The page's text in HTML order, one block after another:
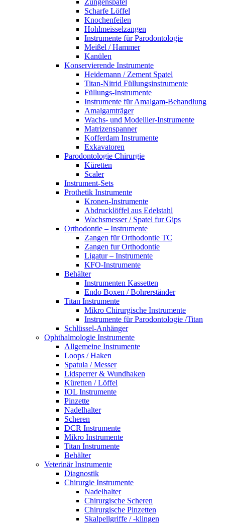
Zungenspatel
Scharfe Löffel
Knochenfeilen
Hohlmeisselzangen
Instrumente für Parodontologie
Meißel / Hammer
Kanülen
Konservierende Instrumente
Heidemann / Zement Spatel
Titan-Nitrid Füllungsinstrumente
Füllungs-Instrumente
Instrumente für Amalgam-Behandlung
Amalgamträger
Wachs- und Modellier-Instrumente
Matrizenspanner
Kofferdam Instrumente
Exkavatoren
Parodontologie Chirurgie
Küretten
Scaler
Instrument-Sets
Prothetik Instrumente
Kronen-Instrumente
Abdrucklöffel aus Edelstahl
Wachsmesser / Spatel fur Gips
Orthodontie – Instrumente
Zangen für Orthodontie TC
Zangen fur Orthodontie
Ligatur – Instrumente
KFO-Instrumente
Behälter
Instrumenten Kassetten
Endo Boxen / Bohrerständer
Titan Instrumente
Mikro Chirurgische Instrumente
Instrumente für Parodontologie /Titan
Schlüssel-Anhänger
Ophthalmologie Instrumente
Allgemeine Instrumente
Loops / Haken
Spatula / Messer
Lidsperrer & Wundhaken
Küretten / Löffel
IOL Instrumente
Pinzette
Nadelhalter
Scheren
DCR Instrumente
Mikro Instrumente
Titan Instrumente
Behälter
Veterinär Instrumente
Diagnostik
Chirurgie Instrumente
Nadelhalter
Chirurgische Scheren
Chirurgische Pinzetten
Skalpellgriffe / -klingen